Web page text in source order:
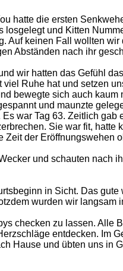
hatte die ersten
und Kitten
Auf keinen Fall wollten
Abständen nach ihr
wir hatten das Gefühl
Ruhe hat und setzen
bewegte sich auch kaum
und maunzte
war Tag 63. Zeitlich gab
Sie war fit, hatte
der Eröffnungswehen
und schauten nach
in Sicht. Das gute
wurden wir langsam
checken zu lassen. Alle
entdecken. Im
Hause und übten uns in